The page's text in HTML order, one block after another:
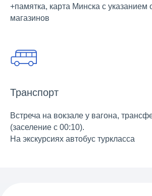
+памятка, карта Минска с указанием
магазинов
Транспорт
Встреча на вокзале у вагона,
(заселение с 00:10).
На экскурсиях автобус туркласса